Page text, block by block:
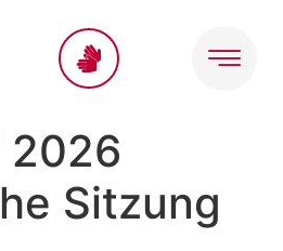
2026
Sitzung